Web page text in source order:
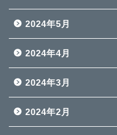
2024年5月
2024年4月
2024年3月
2024年2月